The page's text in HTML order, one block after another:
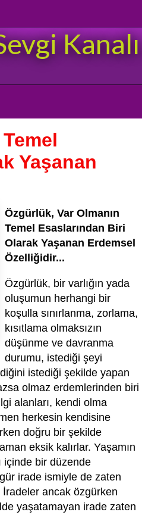
Kanalı
Yaşanan
Özgürlük, Var Olmanın
Temel Esaslarından Biri
Olarak Yaşanan Erdemsel
Özelliğidir...
Özgürlük, bir varlığın yada
oluşumun herhangi bir
koşulla sınırlanma, zorlama,
kısıtlama olmaksızın
düşünme ve davranma
durumu, istediği şeyi
istediği şekilde yapan
olmaz erdemlerinden biri
alanları, kendi olma
herkesin kendisine
doğru bir şekilde
eksik kalırlar. Yaşamın
içinde bir düzende
irade ismiyle de zaten
İradeler ancak özgürken
yaşatamayan irade zaten